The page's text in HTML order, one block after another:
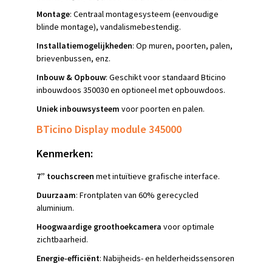
Montage: Centraal montagesysteem (eenvoudige
blinde montage), vandalismebestendig.
Installatiemogelijkheden: Op muren, poorten, palen,
brievenbussen, enz.
Inbouw & Opbouw: Geschikt voor standaard Bticino
inbouwdoos 350030 en optioneel met opbouwdoos.
Uniek inbouwsysteem voor poorten en palen.
BTicino Display module 345000
Kenmerken:
7” touchscreen met intuïtieve grafische interface.
Duurzaam: Frontplaten van 60% gerecycled
aluminium.
Hoogwaardige groothoekcamera voor optimale
zichtbaarheid.
Energie-efficiënt: Nabijheids- en helderheidssensoren